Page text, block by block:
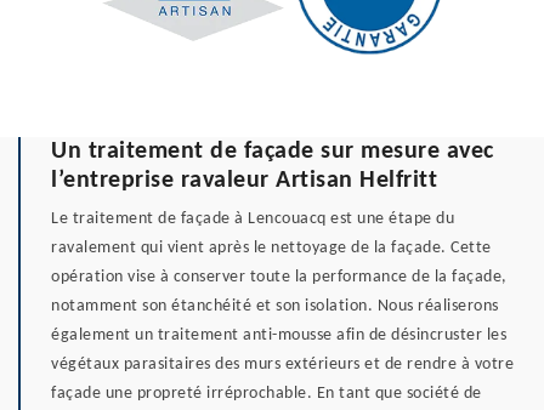
Un traitement de façade sur mesure avec
l’entreprise ravaleur Artisan Helfritt
Le traitement de façade à Lencouacq est une étape du
ravalement qui vient après le nettoyage de la façade. Cette
opération vise à conserver toute la performance de la façade,
notamment son étanchéité et son isolation. Nous réaliserons
également un traitement anti-mousse afin de désincruster les
végétaux parasitaires des murs extérieurs et de rendre à votre
façade une propreté irréprochable. En tant que société de